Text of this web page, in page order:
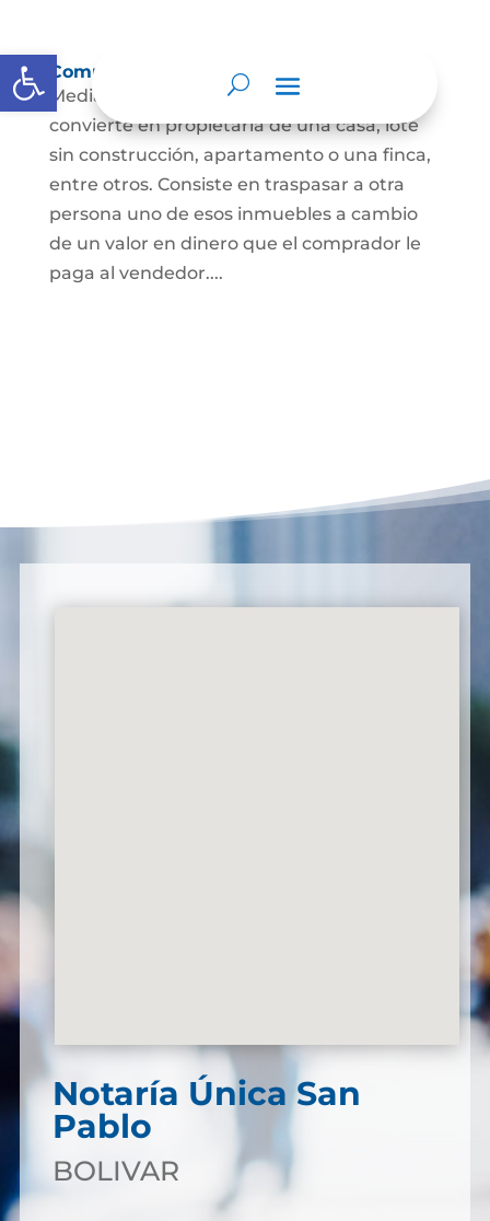
Abrir barra de herramientas
Compraventa de inmuebles
Mediante este contrato, una persona se
convierte en propietaria de una casa, lote
sin construcción, apartamento o una finca,
entre otros. Consiste en traspasar a otra
persona uno de esos inmuebles a cambio
de un valor en dinero que el comprador le
paga al vendedor....
Notaría Única San
Pablo
BOLIVAR